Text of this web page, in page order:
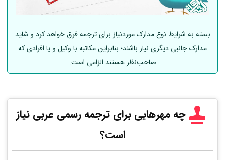
بسته به شرایط نوع مدارک موردنیاز برای ترجمه فرق خواهد کرد و شاید
مدارک جانبی دیگری نیاز باشند؛ بنابراین مکاتبه با وکیل و یا افرادی که
صاحب‌نظر هستند الزامی است.
چه مهرهایی برای ترجمه رسمی عربی نیاز
است؟